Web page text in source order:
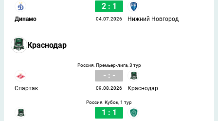
Динамо
2 : 1
04.07.2026 Нижний Новгород
Краснодар
Россия. Премьер-лига, 3 тур
Спартак
- : -
09.08.2026 Краснодар
Россия. Кубок, 1 тур
1 : 1